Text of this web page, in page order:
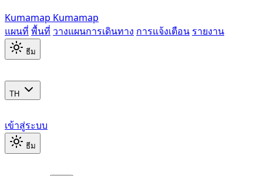
Kumamap Kumamap
แผนที่ พื้นที่ วางแผนการเดินทาง การแจ้งเตือน รายงาน
ธีม
TH
เข้าสู่ระบบ
ธีม